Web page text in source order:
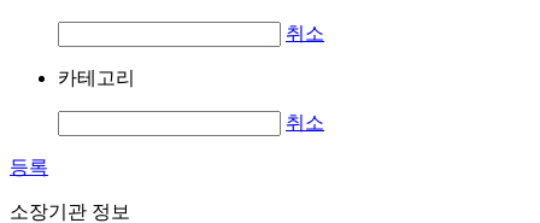
취소
카테고리
취소
등록
소장기관 정보